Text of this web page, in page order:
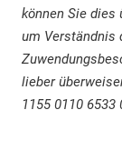
können Sie dies
um Verständnis
lieber
1155 0110